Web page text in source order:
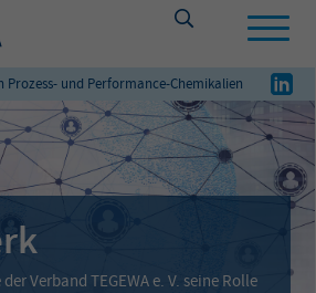
Prozess- und Performance-Chemikalien
Verband TEGEWA e. V. seine Rolle